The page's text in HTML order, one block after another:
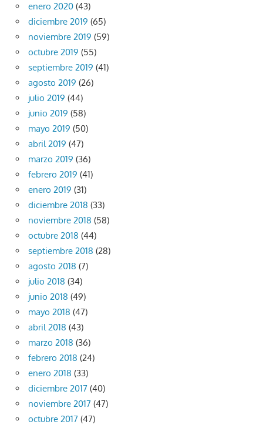
enero 2020 (43)
diciembre 2019 (65)
noviembre 2019 (59)
octubre 2019 (55)
septiembre 2019 (41)
agosto 2019 (26)
julio 2019 (44)
junio 2019 (58)
mayo 2019 (50)
abril 2019 (47)
marzo 2019 (36)
febrero 2019 (41)
enero 2019 (31)
diciembre 2018 (33)
noviembre 2018 (58)
octubre 2018 (44)
septiembre 2018 (28)
agosto 2018 (7)
julio 2018 (34)
junio 2018 (49)
mayo 2018 (47)
abril 2018 (43)
marzo 2018 (36)
febrero 2018 (24)
enero 2018 (33)
diciembre 2017 (40)
noviembre 2017 (47)
octubre 2017 (47)